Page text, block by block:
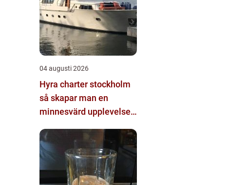
04 augusti 2026
Hyra charter stockholm
så skapar man en
minnesvärd upplevelse